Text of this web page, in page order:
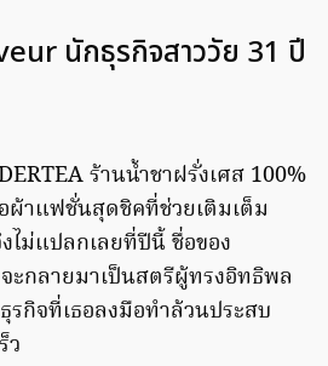
นักธุรกิจสาววัย 31 ปี
ร้านน้ำชาฝรั่งเศส 100%
ผ้าแฟชั่นสุดชิคที่ช่วยเติมเต็ม
ไม่แปลกเลยที่ปีนี้ ชื่อของ
ะกลายมาเป็นสตรีผู้ทรงอิทธิพล
รกิจที่เธอลงมือทำล้วนประสบ
ว